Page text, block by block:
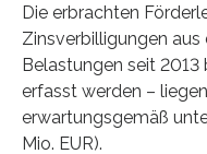
Die erbrachten
Zinsverbilligungen
Belastungen seit
erfasst werden –
erwartungsgemäß
Mio. EUR).